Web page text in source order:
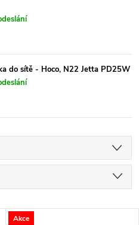
do sítě - Hoco, N22 Jetta PD25W
Akce